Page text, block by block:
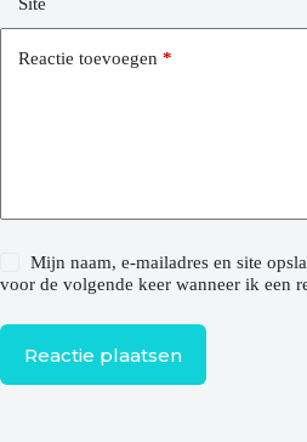
Reactie toevoegen *
Mijn naam, e-mailadres en site
voor de volgende keer wanneer ik een
Reactie plaatsen